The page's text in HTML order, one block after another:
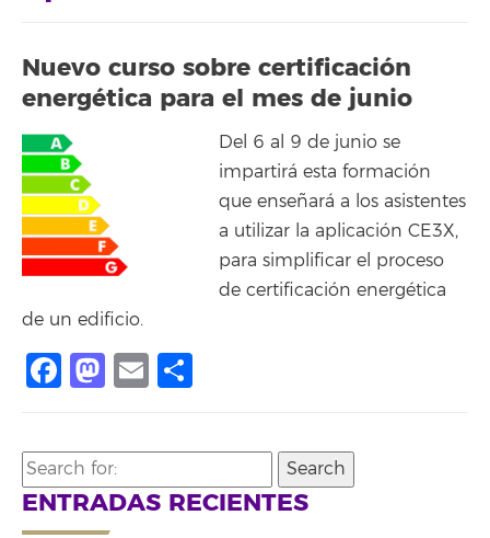
Nuevo curso sobre certificación
energética para el mes de junio
Del 6 al 9 de junio se
impartirá esta formación
que enseñará a los asistentes
a utilizar la aplicación CE3X,
para simplificar el proceso
de certificación energética
de un edificio.
Facebook
Mastodon
Email
Search
for:
ENTRADAS RECIENTES